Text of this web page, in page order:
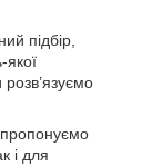
підбір,
якої
і для